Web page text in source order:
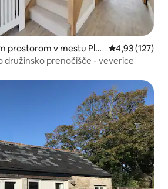
prostorom v mestu Ply
Povprečna
4,93 (127)
družinsko prenočišče - veverice
z značko »Izbira gostov«